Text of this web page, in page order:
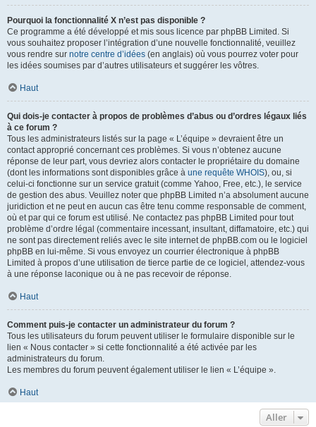
Pourquoi la fonctionnalité X n’est pas disponible ?
Ce programme a été développé et mis sous licence par phpBB Limited. Si
vous souhaitez proposer l’intégration d’une nouvelle fonctionnalité, veuillez
vous rendre sur notre centre d’idées (en anglais) où vous pourrez voter pour
les idées soumises par d’autres utilisateurs et suggérer les vôtres.
Haut
Qui dois-je contacter à propos de problèmes d’abus ou d’ordres légaux liés
à ce forum ?
Tous les administrateurs listés sur la page « L’équipe » devraient être un
contact approprié concernant ces problèmes. Si vous n’obtenez aucune
réponse de leur part, vous devriez alors contacter le propriétaire du domaine
(dont les informations sont disponibles grâce à une requête WHOIS), ou, si
celui-ci fonctionne sur un service gratuit (comme Yahoo, Free, etc.), le service
de gestion des abus. Veuillez noter que phpBB Limited n’a absolument aucune
juridiction et ne peut en aucun cas être tenu comme responsable de comment,
où et par qui ce forum est utilisé. Ne contactez pas phpBB Limited pour tout
problème d’ordre légal (commentaire incessant, insultant, diffamatoire, etc.) qui
ne sont pas directement reliés avec le site internet de phpBB.com ou le logiciel
phpBB en lui-même. Si vous envoyez un courrier électronique à phpBB
Limited à propos d’une utilisation de tierce partie de ce logiciel, attendez-vous
à une réponse laconique ou à ne pas recevoir de réponse.
Haut
Comment puis-je contacter un administrateur du forum ?
Tous les utilisateurs du forum peuvent utiliser le formulaire disponible sur le
lien « Nous contacter » si cette fonctionnalité a été activée par les
administrateurs du forum.
Les membres du forum peuvent également utiliser le lien « L’équipe ».
Haut
Aller